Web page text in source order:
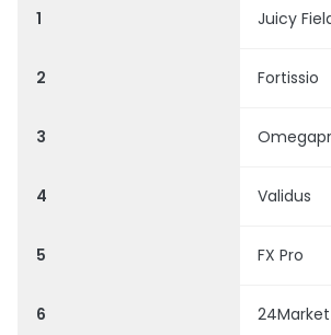
1 Juicy
2 Fortissio
3
4 Validus
5 FX Pro
6 24Market